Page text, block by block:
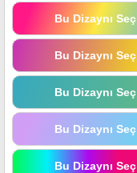
Bu Dizaynı Seç
Bu Dizaynı Seç
Bu Dizaynı Seç
Bu Dizaynı Seç
Bu Dizaynı Seç